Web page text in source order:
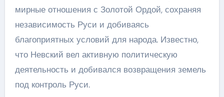
мирные отношения с Золотой Ордой, сохраняя
независимость Руси и добиваясь
благоприятных условий для народа. Известно,
что Невский вел активную политическую
деятельность и добивался возвращения земель
под контроль Руси.